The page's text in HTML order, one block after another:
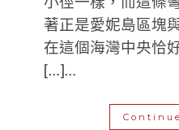
著正是愛妮島區塊
在這個海灣中央恰
[…]…